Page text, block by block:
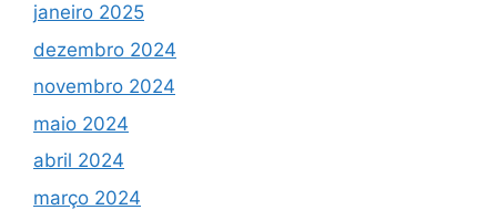
janeiro 2025
dezembro 2024
novembro 2024
maio 2024
abril 2024
março 2024